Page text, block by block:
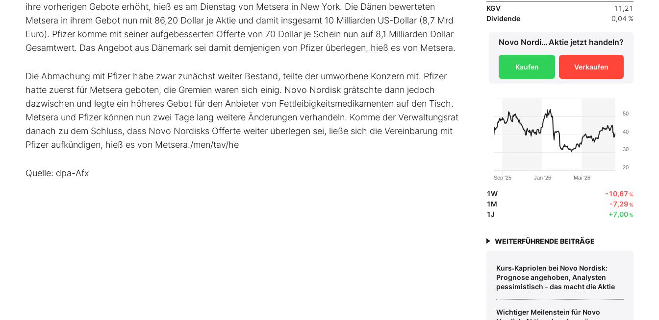
ihre vorherigen Gebote erhöht, hieß es am Dienstag von Metsera in New York. Die Dänen bewerteten
Metsera in ihrem Gebot nun mit 86,20 Dollar je Aktie und damit insgesamt 10 Milliarden US-Dollar (8,7 Mrd
Euro). Pfizer komme mit seiner aufgebesserten Offerte von 70 Dollar je Schein nun auf 8,1 Milliarden Dollar
Gesamtwert. Das Angebot aus Dänemark sei damit demjenigen von Pfizer überlegen, hieß es von Metsera.
Die Abmachung mit Pfizer habe zwar zunächst weiter Bestand, teilte der umworbene Konzern mit. Pfizer
hatte zuerst für Metsera geboten, die Gremien waren sich einig. Novo Nordisk grätschte dann jedoch
dazwischen und legte ein höheres Gebot für den Anbieter von Fettleibigkeitsmedikamenten auf den Tisch.
Metsera und Pfizer können nun zwei Tage lang weitere Änderungen verhandeln. Komme der Verwaltungsrat
danach zu dem Schluss, dass Novo Nordisks Offerte weiter überlegen sei, ließe sich die Vereinbarung mit
Pfizer aufkündigen, hieß es von Metsera./men/tav/he
Quelle: dpa-Afx
KGV
11,21
Dividende
0,04 %
Novo NordiskAktie jetzt handeln?
Kaufen Verkaufen
Jan '26
Sep '25 Mai '26
20
30
40
50
1W -10,67 %
1M -7,29%
1J +7,00%
WEITERFÜHRENDE BEITRÄGE
Kurs‑Kapriolen bei Novo Nordisk:
Prognose angehoben, Analysten
pessimistisch – das macht die Aktie
Wichtiger Meilenstein für Novo